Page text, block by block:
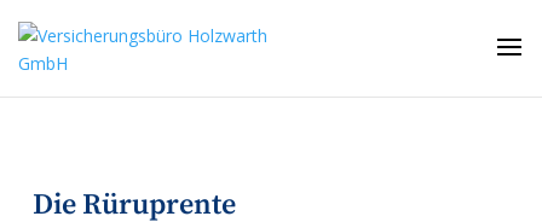
Die Rüruprente